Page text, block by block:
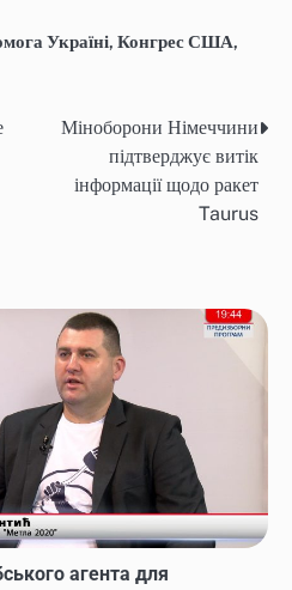
Україні, Конгрес США,
Міноборони Німеччини
підтверджує витік
інформації щодо ракет
Taurus
агента для